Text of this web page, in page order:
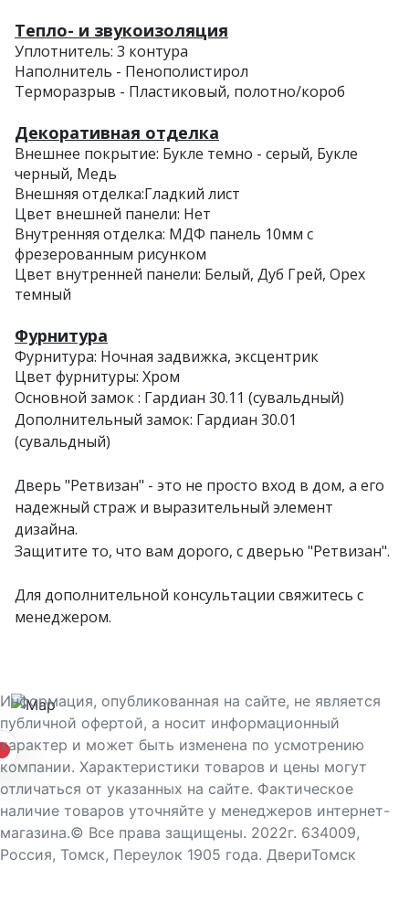
Тепло- и звукоизоляция
Уплотнитель: 3 контура
Наполнитель - Пенополистирол
Терморазрыв - Пластиковый, полотно/короб
Декоративная отделка
Внешнее покрытие: Букле темно - серый, Букле
черный, Медь
Внешняя отделка:Гладкий лист
Цвет внешней панели: Нет
Внутренняя отделка: МДФ панель 10мм с
фрезерованным рисунком
Цвет внутренней панели: Белый, Дуб Грей, Орех
темный
Фурнитура
Фурнитура: Ночная задвижка, эксцентрик
Цвет фурнитуры: Хром
Основной замок : Гардиан 30.11 (сувальдный)
Дополнительный замок: Гардиан 30.01
(сувальдный)
Дверь "Ретвизан" - это не просто вход в дом, а его
надежный страж и выразительный элемент
дизайна.
Защитите то, что вам дорого, с дверью "Ретвизан".
Для дополнительной консультации свяжитесь с
менеджером.
Информация, опубликованная на сайте, не является
публичной офертой, а носит информационный
характер и может быть изменена по усмотрению
компании. Характеристики товаров и цены могут
отличаться от указанных на сайте. Фактическое
наличие товаров уточняйте у менеджеров интернет-
магазина.© Все права защищены. 2022г. 634009,
Россия, Томск, Переулок 1905 года. ДвериТомск